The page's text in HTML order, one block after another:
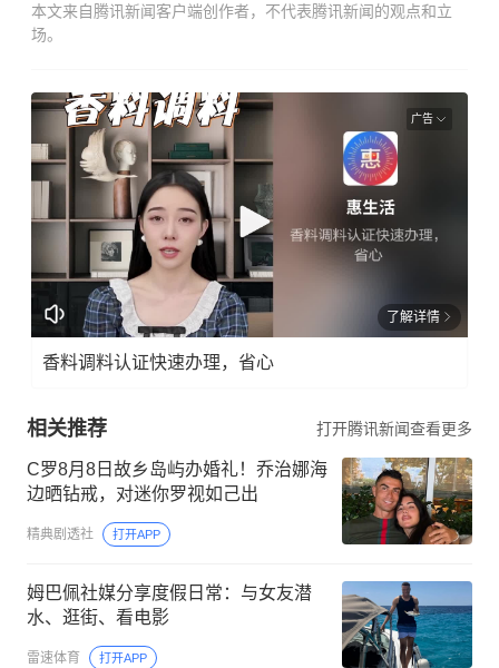
本文来自腾讯新闻客户端创作者，不代表腾讯新闻的观点和立
场。
广告
了解详情
香料调料认证快速办理，省心
相关推荐 打开腾讯新闻查看更多
C罗8月8日故乡岛屿办婚礼！乔治娜海
边晒钻戒，对迷你罗视如己出
精典剧透社 打开APP
姆巴佩社媒分享度假日常：与女友潜
水、逛街、看电影
雷速体育 打开APP